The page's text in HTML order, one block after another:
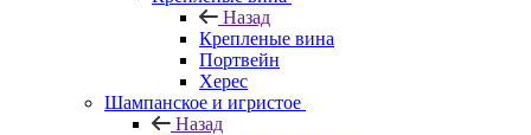
Назад
Крепленые вина
Портвейн
Херес
Шампанское и игристое
Назад